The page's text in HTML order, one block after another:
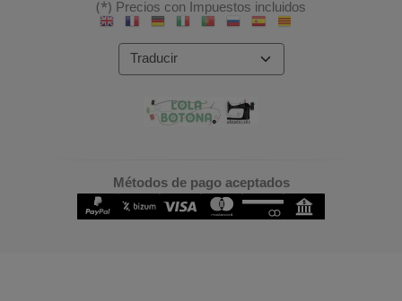
(*) Precios con Impuestos incluidos
Métodos de pago aceptados